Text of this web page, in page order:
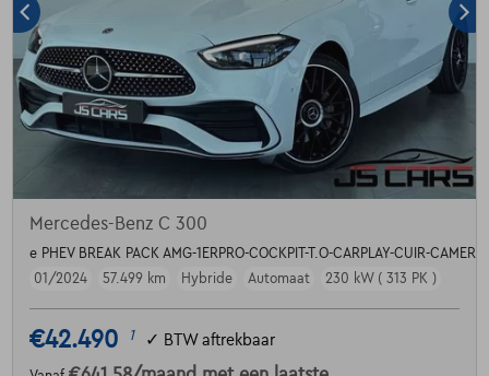
Mercedes-Benz C 300
e PHEV BREAK PACK AMG-1ERPRO-COCKPIT-T.O-CARPLAY-CUIR-
01/2024
57.499 km Hybride Automaat 230 kW ( 313 PK )
€42.490 1 ✓ BTW aftrekbaar